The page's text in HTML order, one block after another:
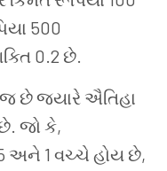
500
0.2 છે.
જ છે જ્યારે ઐતિહા
જો કે,
અને 1 વચ્ચે હોય છે,